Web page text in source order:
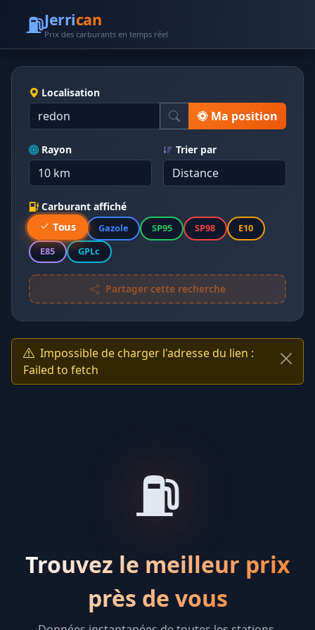
⛽Jerrican
Prix des carburants en temps réel
Localisation
Ma position
Rayon Trier par
Carburant affiché
Tous Gazole SP95 SP98
E10
E85
GPLc
Partager cette recherche
Impossible de charger l'adresse du lien :
Failed to fetch
⛽
Trouvez le meilleur prix
près de vous